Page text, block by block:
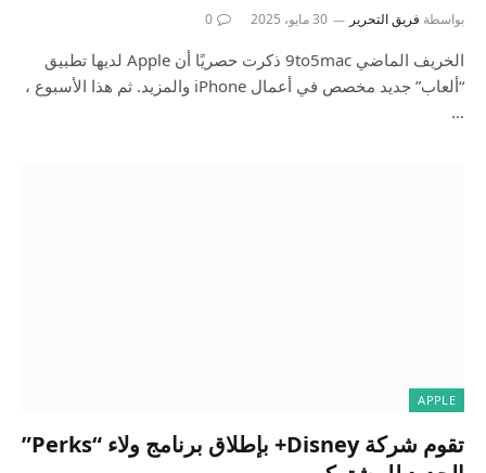
بواسطة فريق التحرير 30 مايو، 2025 0
الخريف الماضي 9to5mac ذكرت حصريًا أن Apple لديها تطبيق
“ألعاب” جديد مخصص في أعمال iPhone والمزيد. ثم هذا الأسبوع ،
…
APPLE
تقوم شركة Disney+ بإطلاق برنامج ولاء “Perks”